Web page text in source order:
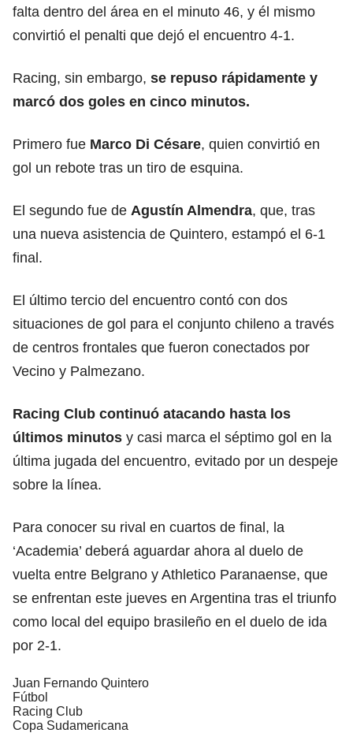
falta dentro del área en el minuto 46, y él mismo
convirtió el penalti que dejó el encuentro 4-1.
Racing, sin embargo, se repuso rápidamente y
marcó dos goles en cinco minutos.
Primero fue Marco Di Césare, quien convirtió en
gol un rebote tras un tiro de esquina.
El segundo fue de Agustín Almendra, que, tras
una nueva asistencia de Quintero, estampó el 6-1
final.
El último tercio del encuentro contó con dos
situaciones de gol para el conjunto chileno a través
de centros frontales que fueron conectados por
Vecino y Palmezano.
Racing Club continuó atacando hasta los
últimos minutos y casi marca el séptimo gol en la
última jugada del encuentro, evitado por un despeje
sobre la línea.
Para conocer su rival en cuartos de final, la
‘Academia’ deberá aguardar ahora al duelo de
vuelta entre Belgrano y Athletico Paranaense, que
se enfrentan este jueves en Argentina tras el triunfo
como local del equipo brasileño en el duelo de ida
por 2-1.
Juan Fernando Quintero
Fútbol
Racing Club
Copa Sudamericana